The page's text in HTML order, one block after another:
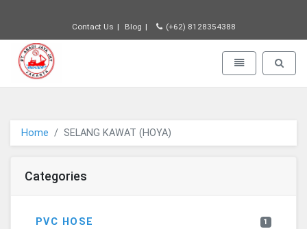
Contact Us Blog (+62) 8128354388
PT JAYA ABADI - go to homepage
Toggle Toggle
Home SELANG KAWAT (HOYA)
Categories
PVC HOSE 1